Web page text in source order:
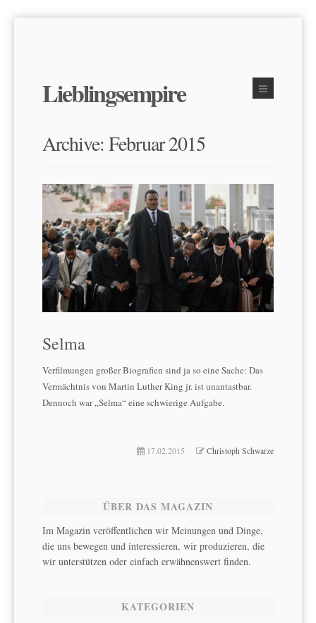
Lieblingsempire
Archive: Februar 2015
Selma
Verfilmungen großer Biografien sind ja so eine Sache: Das
Vermächtnis von Martin Luther King jr. ist unantastbar.
Dennoch war „Selma“ eine schwierige Aufgabe.
17.02.2015 Christoph Schwarze
ÜBER DAS MAGAZIN
Im Magazin veröffentlichen wir Meinungen und Dinge,
die uns bewegen und interessieren, wir produzieren, die
wir unterstützen oder einfach erwähnenswert finden.
KATEGORIEN